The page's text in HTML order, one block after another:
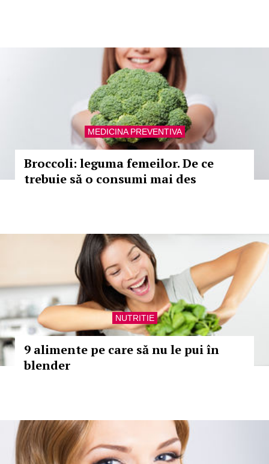
MEDICINA PREVENTIVA
Broccoli: leguma femeilor. De ce
trebuie să o consumi mai des
NUTRITIE
9 alimente pe care să nu le pui în
blender